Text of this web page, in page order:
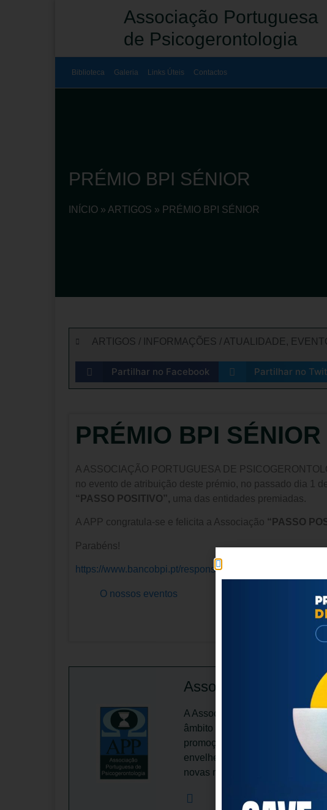
Associação Portuguesa
de Psicogerontologia
Biblioteca Galeria Links Úteis Contactos
PRÉMIO BPI SÉNIOR
INÍCIO » ARTIGOS » PRÉMIO BPI SÉNIOR
ARTIGOS / INFORMAÇÕES / ATUALIDADE ,
Partilhar no Facebook Partilhar no
PRÉMIO BPI SÉNIOR
A ASSOCIAÇÃO PORTUGUESA DE
no evento de atribuição deste prémio, no passado dia 1
“PASSO POSITIVO”, uma das entidades premiadas.
A APP congratula-se e felicita a Associação “PASSO
Parabéns!
https://www.bancobpi.pt/responsabilidade-social/
O nossos eventos
Associação
A Associação Portuguesa de
âmbito nacional, dedica-se às
promoção da dignificação,
envelhecimento ativo e de
novas mentalidades e combate